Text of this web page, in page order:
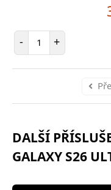
- Počet položek
+
DALŠÍ
GALAXY S26